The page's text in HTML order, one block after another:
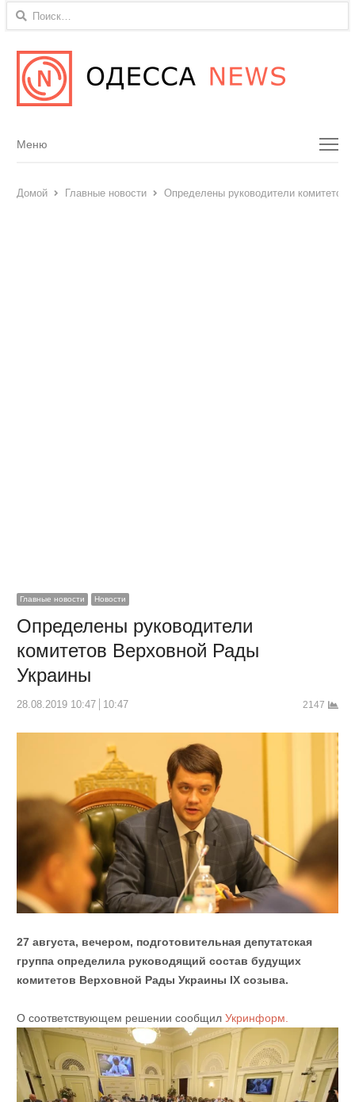
Найти:
Menu
Меню
Домой Главные новости Определены руководители комитетов
Главные новости Новости
Определены руководители
комитетов Верховной Рады
Украины
28.08.2019 10:47 10:47 2147
27 августа, вечером, подготовительная депутатская
группа определила руководящий состав будущих
комитетов Верховной Рады Украины IX созыва.
О соответствующем решении сообщил Укринформ.